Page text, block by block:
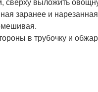
заранее и
в трубочку и